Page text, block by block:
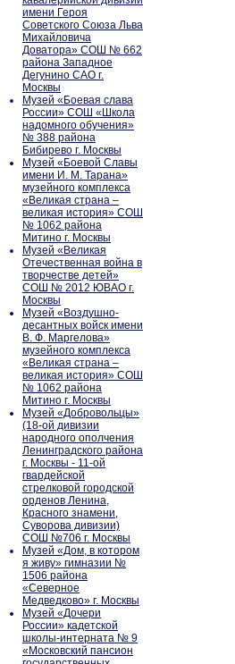
имени Героя
Советского Союза Льва
Михайловича
Доватора» СОШ № 662
района Западное
Дегунино САО г.
Москвы
Музей «Боевая слава
России» СОШ «Школа
надомного обучения»
№ 388 района
Бибирево г. Москвы
Музей «Боевой Славы
имени И. М. Тарана»
музейного комплекса
«Великая страна –
великая история» СОШ
№ 1062 района
Митино г. Москвы
Музей «Великая
Отечественная война в
творчестве детей»
СОШ № 2012 ЮВАО г.
Москвы
Музей «Воздушно-
десантных войск имени
В. Ф. Маргелова»
музейного комплекса
«Великая страна –
великая история» СОШ
№ 1062 района
Митино г. Москвы
Музей «Добровольцы»
(18-ой дивизии
народного ополчения
Ленинградского района
г. Москвы - 11-ой
гвардейской
стрелковой городской
орденов Ленина,
Красного знамени,
Суворова дивизии)
СОШ №706 г. Москвы
Музей «Дом, в котором
я живу» гимназии №
1506 района
«Северное
Медведково» г. Москвы
Музей «Дочери
России» кадетской
школы-интерната № 9
«Московский пансион